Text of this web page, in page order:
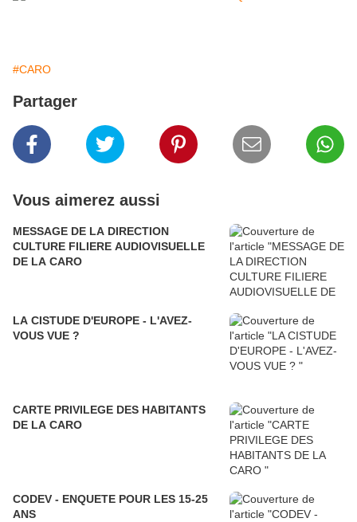
#CARO
Partager
Vous aimerez aussi
MESSAGE DE LA DIRECTION
CULTURE FILIERE AUDIOVISUELLE
DE LA CARO
LA CISTUDE D'EUROPE - L'AVEZ-
VOUS VUE ?
CARTE PRIVILEGE DES HABITANTS
DE LA CARO
CODEV - ENQUETE POUR LES 15-25
ANS